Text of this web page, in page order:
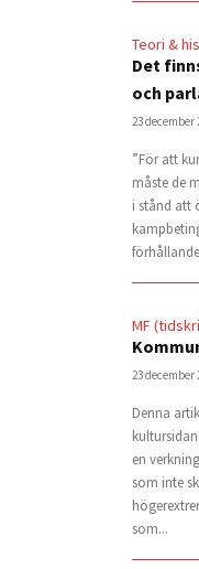
Teori &
Det
och
23 december
”För att
måste de
i stånd att
MF
23 december
Denna
en
som inte
som...